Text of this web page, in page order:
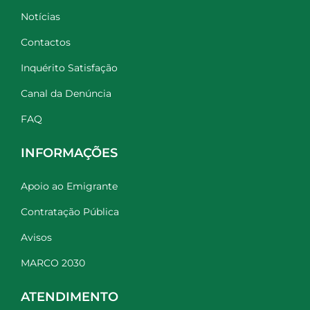
Notícias
Contactos
Inquérito Satisfação
Canal da Denúncia
FAQ
INFORMAÇÕES
Apoio ao Emigrante
Contratação Pública
Avisos
MARCO 2030
ATENDIMENTO